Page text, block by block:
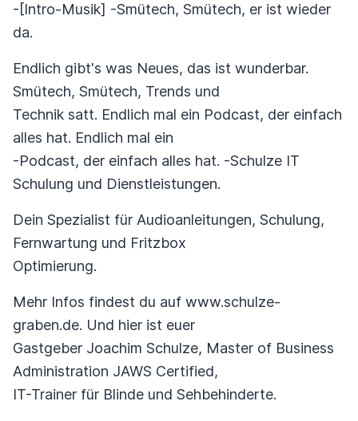
-[Intro-Musik] -Smütech, Smütech, er ist wieder
da.
Endlich gibt's was Neues, das ist wunderbar.
Smütech, Smütech, Trends und
Technik satt. Endlich mal ein Podcast, der einfach
alles hat. Endlich mal ein
-Podcast, der einfach alles hat. -Schulze IT
Schulung und Dienstleistungen.
Dein Spezialist für Audioanleitungen, Schulung,
Fernwartung und Fritzbox
Optimierung.
Mehr Infos findest du auf www.schulze-
graben.de. Und hier ist euer
Gastgeber Joachim Schulze, Master of Business
Administration JAWS Certified,
IT-Trainer für Blinde und Sehbehinderte.